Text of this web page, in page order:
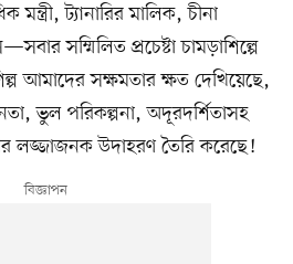
ট্যানারির মালিক, চীনা
সম্মিলিত প্রচেষ্টা চামড়াশিল্পে
আমাদের সক্ষমতার ক্ষত দেখিয়েছে,
ভুল পরিকল্পনা, অদূরদর্শিতাসহ
লজ্জাজনক উদাহরণ তৈরি করেছে!